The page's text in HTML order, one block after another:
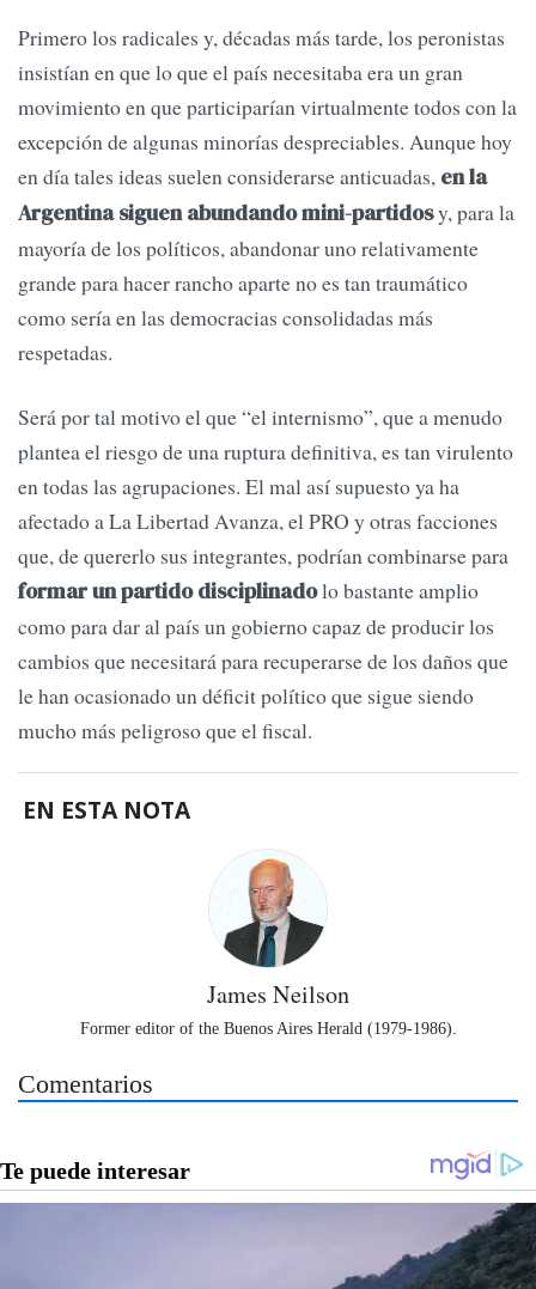
Primero los radicales y, décadas más tarde, los peronistas
insistían en que lo que el país necesitaba era un gran
movimiento en que participarían virtualmente todos con la
excepción de algunas minorías despreciables. Aunque hoy
en día tales ideas suelen considerarse anticuadas, en la
Argentina siguen abundando mini-partidosy, para la
mayoría de los políticos, abandonar uno relativamente
grande para hacer rancho aparte no es tan traumático
como sería en las democracias consolidadas más
respetadas.
Será por tal motivo el que “el internismo”, que a menudo
plantea el riesgo de una ruptura definitiva, es tan virulento
en todas las agrupaciones. El mal así supuesto ya ha
afectado a La Libertad Avanza, el PRO y otras facciones
que, de quererlo sus integrantes, podrían combinarse para
formar un partido disciplinadolo bastante amplio
como para dar al país un gobierno capaz de producir los
cambios que necesitará para recuperarse de los daños que
le han ocasionado un déficit político que sigue siendo
mucho más peligroso que el fiscal.
EN ESTA NOTA
James Neilson
Former editor of the Buenos Aires Herald (1979-1986).
Comentarios